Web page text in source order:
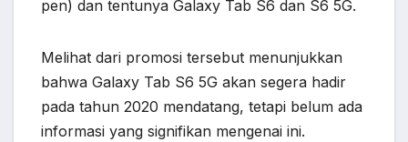
pen) dan tentunya Galaxy Tab S6 dan S6 5G.
Melihat dari promosi tersebut menunjukkan
bahwa Galaxy Tab S6 5G akan segera hadir
pada tahun 2020 mendatang, tetapi belum ada
informasi yang signifikan mengenai ini.